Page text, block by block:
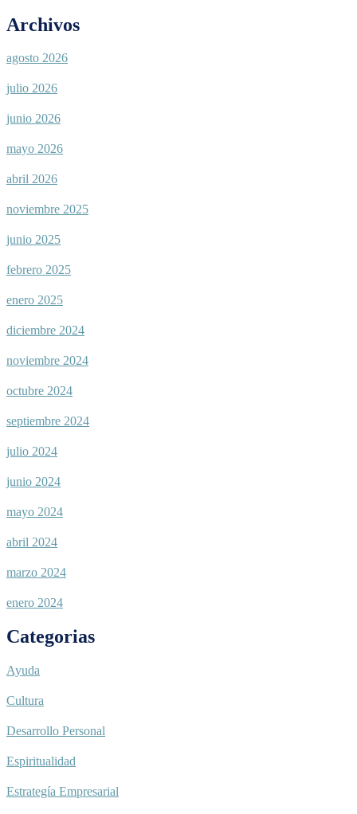
Archivos
agosto 2026
julio 2026
junio 2026
mayo 2026
abril 2026
noviembre 2025
junio 2025
febrero 2025
enero 2025
diciembre 2024
noviembre 2024
octubre 2024
septiembre 2024
julio 2024
junio 2024
mayo 2024
abril 2024
marzo 2024
enero 2024
Categorias
Ayuda
Cultura
Desarrollo Personal
Espiritualidad
Estrategía Empresarial